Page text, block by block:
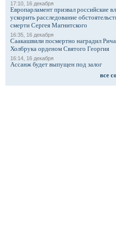
17:10, 16 декабря
Европарламент призвал российские
ускорить расследование
смерти Сергея Магнитского
16:35, 16 декабря
Саакашвили посмертно наградил
Холбрука орденом Святого Георгия
16:14, 16 декабря
Ассанж будет выпущен под залог
все